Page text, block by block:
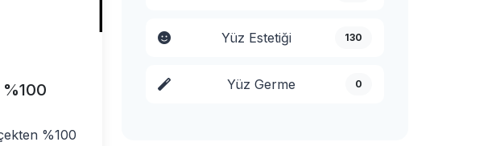
%100
Yüz Estetiği 130
Yüz Germe 0